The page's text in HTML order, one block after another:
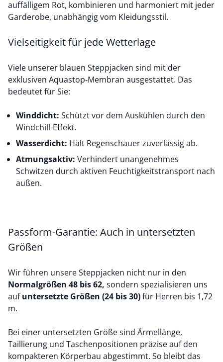
auffälligem Rot, kombinieren und harmoniert mit jeder
Garderobe, unabhängig vom Kleidungsstil.
Vielseitigkeit für jede Wetterlage
Viele unserer blauen Steppjacken sind mit der
exklusiven Aquastop-Membran ausgestattet. Das
bedeutet für Sie:
Winddicht: Schützt vor dem Auskühlen durch den
Windchill-Effekt.
Wasserdicht: Hält Regenschauer zuverlässig ab.
Atmungsaktiv: Verhindert unangenehmes
Schwitzen durch aktiven Feuchtigkeitstransport nach
außen.
Passform-Garantie: Auch in untersetzten
Größen
Wir führen unsere Steppjacken nicht nur in den
Normalgrößen 48 bis 62, sondern spezialisieren uns
aufuntersetzte Größen (24 bis 30)für Herren bis 1,72
m.
Bei einer untersetzten Größe sind Ärmellänge,
Taillierung und Taschenpositionen präzise auf den
kompakteren Körperbau abgestimmt. So bleibt das